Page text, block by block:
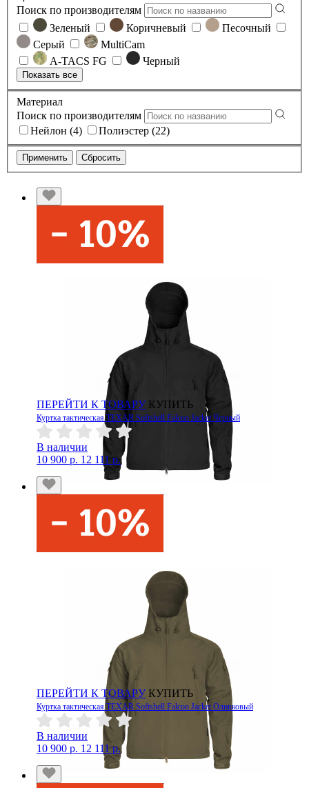
Поиск по производителям
Зеленый
Коричневый
Песочный
Серый
MultiCam
A-TACS FG
Черный
Показать все
Материал
Поиск по производителям
Нейлон (4)
Полиэстер (22)
Применить Сбросить
ПЕРЕЙТИ К ТОВАРУ КУПИТЬ
Куртка тактическая TEXAR Softshell Falcon Jacket Черный
В наличии
10 900 р. 12 111 р.
ПЕРЕЙТИ К ТОВАРУ КУПИТЬ
Куртка тактическая TEXAR Softshell Falcon Jacket Оливковый
В наличии
10 900 р. 12 111 р.